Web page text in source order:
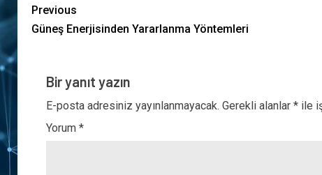
Previous
Güneş Enerjisinden Yararlanma Yöntemleri
Bir yanıt yazın
E-posta adresiniz yayınlanmayacak. Gerekli alanlar * ile
Yorum *